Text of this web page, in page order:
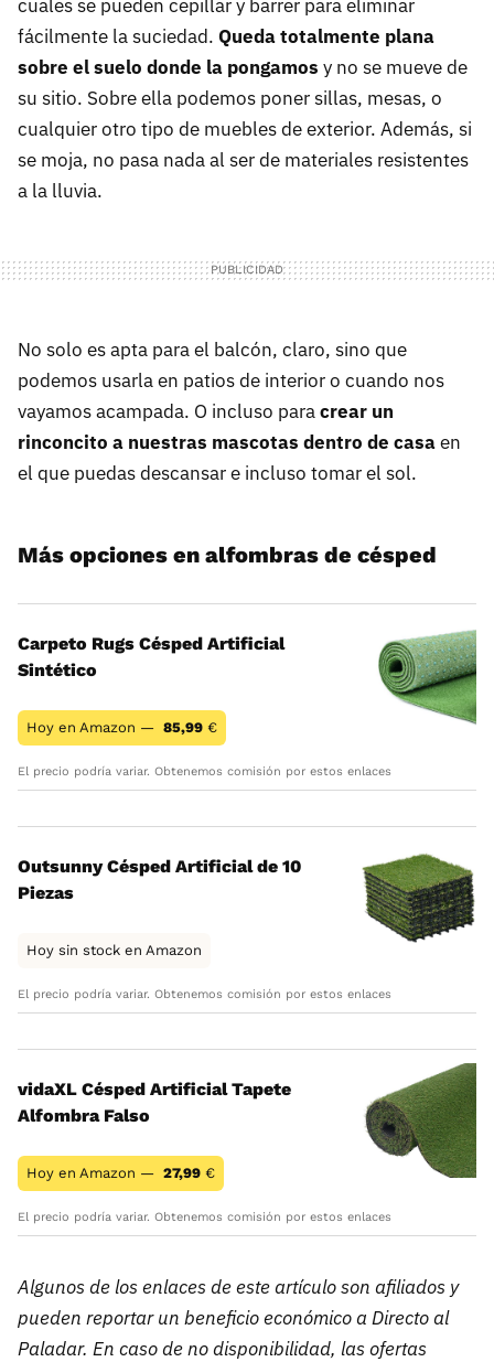
cuales se pueden cepillar y barrer para eliminar
fácilmente la suciedad. Queda totalmente plana
sobre el suelo donde la pongamos y no se mueve de
su sitio. Sobre ella podemos poner sillas, mesas, o
cualquier otro tipo de muebles de exterior. Además, si
se moja, no pasa nada al ser de materiales resistentes
a la lluvia.
No solo es apta para el balcón, claro, sino que
podemos usarla en patios de interior o cuando nos
vayamos acampada. O incluso paracrear un
rinconcito a nuestras mascotas dentro de casaen
el que puedas descansar e incluso tomar el sol.
Más opciones en alfombras de césped
Carpeto Rugs Césped Artificial
Sintético
Hoy en Amazon — 85,99 €
El precio podría variar. Obtenemos comisión por estos enlaces
Outsunny Césped Artificial de 10
Piezas
Hoy sin stock en Amazon
El precio podría variar. Obtenemos comisión por estos enlaces
vidaXL Césped Artificial Tapete
Alfombra Falso
Hoy en Amazon — 27,99 €
El precio podría variar. Obtenemos comisión por estos enlaces
Algunos de los enlaces de este artículo son afiliados y
pueden reportar un beneficio económico a Directo al
Paladar. En caso de no disponibilidad, las ofertas